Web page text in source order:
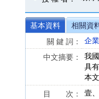
基本資料
相關資
關 鍵 詞：
企
中文摘要：
我
具
本
目 次：
壹